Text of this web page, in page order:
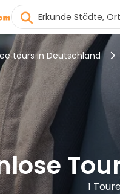
tours in Deutschland
1